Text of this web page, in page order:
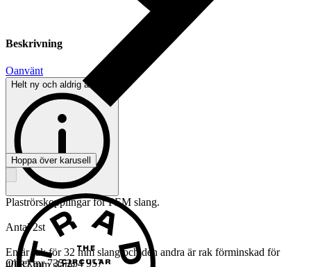
Beskrivning
Oanvänt
Helt ny och aldrig använd
Plaströrskopplingar för PEM slang.
Antal 2st
En är rak för 32 mm slang och den andra är rak förminskad för
Objektnr 735 254 957
Hoppa över karusell